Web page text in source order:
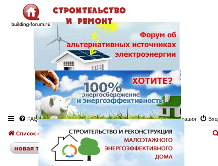
FAQ Регистрация
Список форумов Лаки, краски Форум "Лаки, краски"
новаятема поискрасширенный
31 тема • Страница 1из